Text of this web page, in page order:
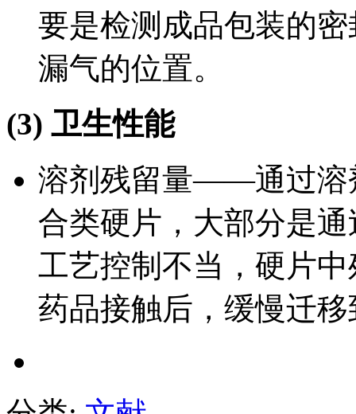
要是检测成品包装的
漏气的位置。
(3) 卫生性能
溶剂残留量——通过溶
合类硬片，大部分是
工艺控制不当，硬片
药品接触后，缓慢迁